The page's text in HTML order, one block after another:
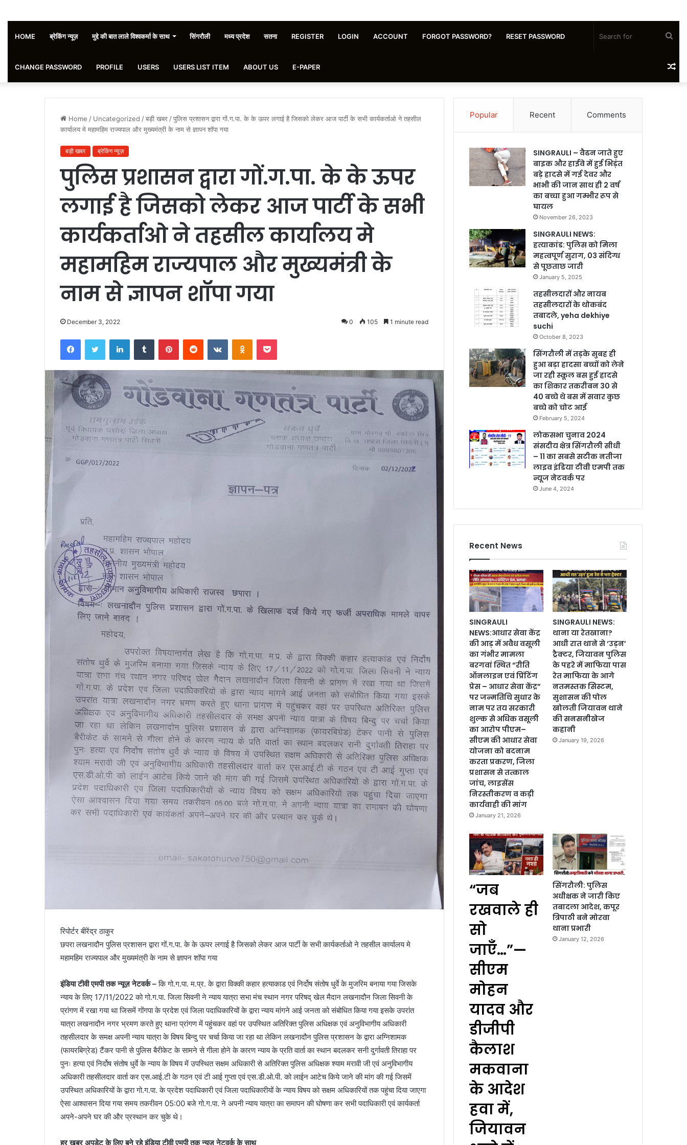
HOME ब्रेकिंग न्यूज़ मुद्दे की बात लाले विश्वकर्मा के साथ सिंगरौली मध्य प्रदेश सतना REGISTER LOGIN ACCOUNT FORGOT PASSWORD? RESET PASSWORD
CHANGE PASSWORD PROFILE USERS USERS LIST ITEM ABOUT US E-PAPER for
Home / Uncategorized /बड़ी खबर /पुलिस प्रशासन द्वारा गों.ग.पा. के के ऊपर लगाई है जिसको लेकर आज पार्टी के सभी कार्यकर्ताओ ने तहसील
कार्यालय मे महामहिम राज्यपाल और मुख्यमंत्री के नाम से ज्ञापन शॉपा गया
बड़ी खबर ब्रेकिंग न्यूज़
पुलिस प्रशासन द्वारा गों.ग.पा. के के ऊपर
लगाई है जिसको लेकर आज पार्टी के सभी
कार्यकर्ताओ ने तहसील कार्यालय मे
महामहिम राज्यपाल और मुख्यमंत्री के
नाम से ज्ञापन शॉपा गया
December 3, 2022 0 105 1 minute read
FacebookTwitter LinkedInTumblr PinterestReddit VKontakteOdnoklassniki
Pocket
रिपोर्टर बीरेंद्र ठाकुर
छपरा लखनादौन पुलिस प्रशासन द्वारा गों.ग.पा. के के ऊपर लगाई है जिसको लेकर आज पार्टी के सभी कार्यकर्ताओ ने तहसील कार्यालय मे
महामहिम राज्यपाल और मुख्यमंत्री के नाम से ज्ञापन शॉपा गया
इंडिया टीवी एमपी तक न्यूज़ नेटवर्क –कि गो.ग.पा. म.प्र. के द्वारा विक्की कहार हत्याकाड एवं निर्दोष संतोष धुर्वे के मुजरिम बनाया गया जिसके
न्याय के लिए 17/11/2022 को गो.ग.पा. जिला सिवनी ने न्याय यात्रा सभा मंच स्थान नगर परिषद् खेल मैदान लखनादौन जिला सिवनी के
प्रांगण में रखा गया था जिसमें गोंगपा के प्रदेश एवं जिला पदाधिकारियों के द्वारा न्याय मांगने आई जनता को संबोधित किया गया इसके उपरांत
यात्रा लखनादौन नगर भ्रमण करते हुए थाना प्रांगण में पहुंचकर वहां पर उपस्थित अतिरिक्त पुलिस अधिक्षक एवं अनुविभागीय अधिकारी
तहसीलदार के समक्ष अपनी न्याय यात्रा के विषय बिन्दु पर चर्चा किया जा रहा था लेकिन लखनादौन पुलिस प्रशासन के द्वारा अग्निशामक
(फायरबिग्रेड) टैंकर पानी से पुलिस बैरीकेट के सामने से गीला होने के कारण न्याय के प्रति वार्ता का स्थान बदलकर सनी दुर्गावती तिराहा पर
पुनः हत्या एवं निर्दोष संतोष धुर्वे के न्याय के विषय में उपस्थित सक्षम अधिकारी से अतिरिक्त पुलिस अधिक्षक श्याम मरावी जी एवं अनुविभागीय
अधिकारी तहसीलदार वार्ता कर एस.आई.टी के गठन एवं टी आई गुप्ता एवं एस.डी.ओ.पी. को लाईन आटेच किये जाने की मांग की गई जिसमें
उपस्थित अधिकारियों के द्वारा गो.ग.पा. के प्रदेश पदाधिकारी एवं जिला पदाधिकारीयों के न्याय विषय को सक्षम अधिकारियों तक पहुंचा दिया जाएगा
ऐसा आश्वासन दिया गया समय तकरीवन 05:00 बजे गो.ग.पा. ने अपनी न्याय यात्रा का समापन की घोषणा कर सभी पदाधिकारी एवं कार्यकर्ता
अपने-अपने घर की और प्रस्थान कर चुके थे।
हर खबर अपडेट के लिए बने रहे इंडिया टीवी एमपी तक न्यूज़ नेटवर्क के साथ
Popular Recent Comments
SINGRAULI – वैढन जाते हुए
बाइक और हाईवे में हुई भिड़ंत
बड़े हादसे में गई देवर और
भाभी की जान साथ ही 2 वर्ष
का बच्चा हुआ गम्भीर रूप से
घायल
November 26, 2023
SINGRAULI NEWS:
हत्याकांड: पुलिस को मिला
महत्वपूर्ण सुराग, 03 संदिग्ध
से पूछताछ जारी
January 5, 2025
तहसीलदारों और नायब
तहसीलदारों के थोकबंद
तबादले, yeha dekhiye
suchi
October 8, 2023
सिंगरौली में तड़के सुबह ही
हुआ बड़ा हादसा बच्चों को लेने
जा रही स्कूल बस हुई हादसे
का शिकार तकरीबन 30 से
40 बच्चे थे बस में सवार कुछ
बच्चे को चोट आई
February 5, 2024
लोकसभा चुनाव 2024
संसदीय क्षेत्र सिंगरौली सीधी
– 11 का सबसे सटीक नतीजा
लाइव इंडिया टीवी एमपी तक
न्यूज नेटवर्क पर
June 4, 2024
Recent News
SINGRAULI
NEWS:आधार सेवा केंद्र
की आड़ में अवैध वसूली
का गंभीर मामला
बरगवां स्थित “रीति
ऑनलाइन एवं प्रिंटिंग
प्रेस – आधार सेवा केंद्र”
पर जन्मतिथि सुधार के
नाम पर तय सरकारी
शुल्क से अधिक वसूली
का आरोप पीएम–
सीएम की आधार सेवा
योजना को बदनाम
करता प्रकरण, जिला
प्रशासन से तत्काल
जांच, लाइसेंस
निरस्तीकरण व कड़ी
कार्यवाही की मांग
January 21, 2026
SINGRAULI NEWS:
थाना या रेतखाना?
आधी रात थाने से ‘उड़न’
ट्रैक्टर, जियावन पुलिस
के पहरे में माफिया पास
रेत माफिया के आगे
नतमस्तक सिस्टम,
सुशासन की पोल
खोलती जियावन थाने
की सनसनीखेज
कहानी
January 19, 2026
“जब
रखवाले ही
सो
जाएँ…”—
सीएम
मोहन
यादव और
डीजीपी
कैलाश
मकवाना
के आदेश
हवा में,
जियावन
सिंगरौली: पुलिस
अधीक्षक ने जारी किए
तबादला आदेश, कपूर
त्रिपाठी बने मोरवा
थाना प्रभारी
January 12, 2026